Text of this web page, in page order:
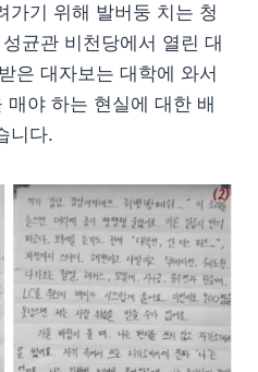
가기 위해 발버둥 치는 청
균관 비천당에서 열린 대
은 대자보는 대학에 와서
야 하는 현실에 대한 배
니다.